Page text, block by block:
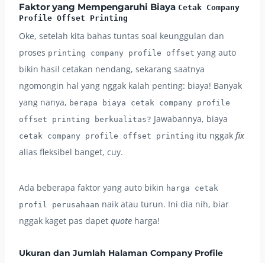
Faktor yang Mempengaruhi Biaya Cetak Company
Profile Offset Printing
Oke, setelah kita bahas tuntas soal keunggulan dan
proses printing company profile offset yang auto
bikin hasil cetakan nendang, sekarang saatnya
ngomongin hal yang nggak kalah penting: biaya! Banyak
yang nanya, berapa biaya cetak company profile
offset printing berkualitas? Jawabannya, biaya
cetak company profile offset printing itu nggak fix
alias fleksibel banget, cuy.
Ada beberapa faktor yang auto bikin harga cetak
profil perusahaan naik atau turun. Ini dia nih, biar
nggak kaget pas dapet quote harga!
Ukuran dan Jumlah Halaman Company Profile